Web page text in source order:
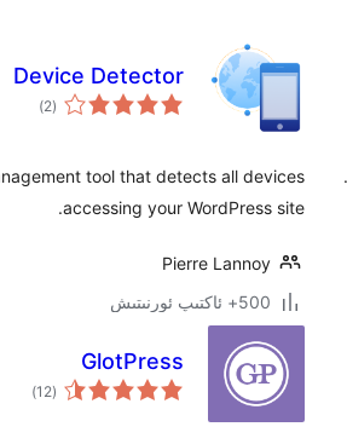
Device Detector
(2 ئومۇمىي
دەرىجە)
tool that detects all devices
accessing your WordPress site.
Pierre Lannoy
500+ ئاكتىپ ئورنىتىش
GlotPress
(12
دەرىجە)